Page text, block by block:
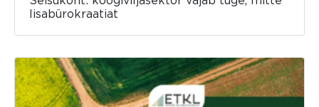
lisabürokraatiat